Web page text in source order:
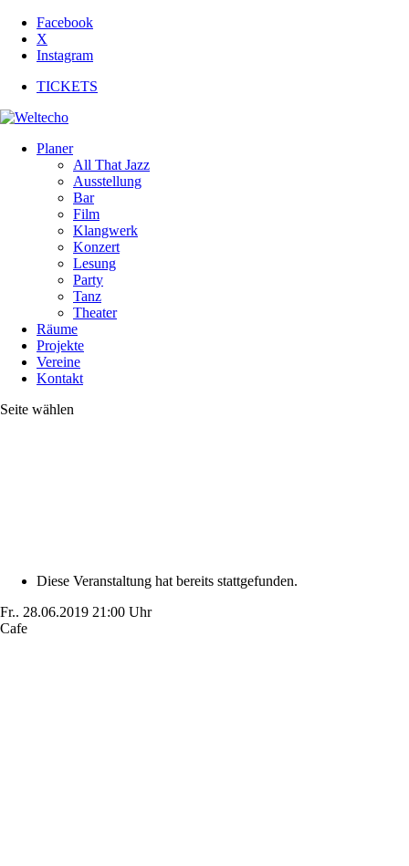
Facebook
X
Instagram
TICKETS
Planer
All That Jazz
Ausstellung
Bar
Film
Klangwerk
Konzert
Lesung
Party
Tanz
Theater
Räume
Projekte
Vereine
Kontakt
Seite wählen
Diese Veranstaltung hat bereits stattgefunden.
Fr.. 28.06.2019 21:00 Uhr
Cafe